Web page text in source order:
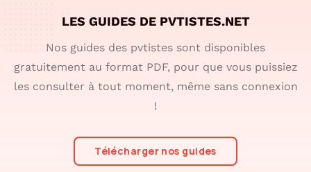
LES GUIDES DE PVTISTES.NET
Nos guides des pvtistes sont disponibles
gratuitement au format PDF, pour que vous puissiez
les consulter à tout moment, même sans connexion
!
Télécharger nos guides